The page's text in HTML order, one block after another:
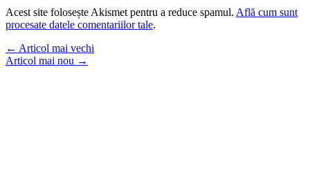
Acest site folosește Akismet pentru a reduce spamul. Află cum sunt
procesate datele comentariilor tale.
← Articol mai vechi
Articol mai nou →